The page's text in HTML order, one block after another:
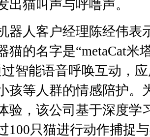
出猫叫声与呼噜声。
人客户经理陈经伟表
猫的名字是“metaCat米
智能语音呼唤互动，
孩等人群的情感陪护。
验，该公司基于深度学
100只猫进行动作捕捉